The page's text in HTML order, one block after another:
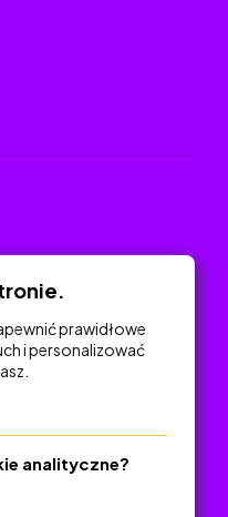
prawidłowe
i personalizować
analityczne?